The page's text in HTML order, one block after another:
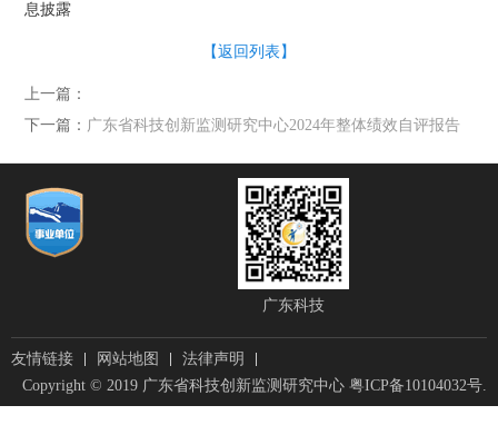
息披露
【返回列表】
上一篇：
下一篇： 广东省科技创新监测研究中心2024年整体绩效自评报告
广东科技
友情链接 网站地图
法律声明
Copyright © 2019 广东省科技创新监测研究中心 粤ICP备10104032号